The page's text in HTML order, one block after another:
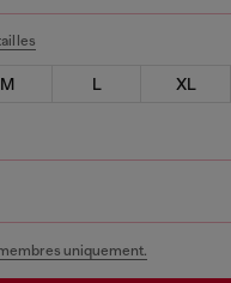
M L
XL
uniquement.